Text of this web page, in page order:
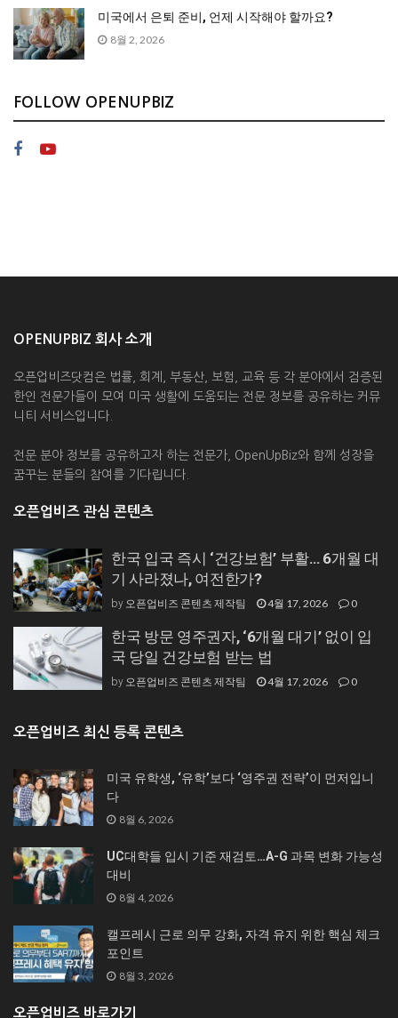
미국에서 은퇴 준비, 언제 시작해야 할까요?
8월 2, 2026
FOLLOW OPENUPBIZ
OPENUPBIZ 회사 소개
오픈업비즈닷컴은 법률, 회계, 부동산, 보험, 교육 등 각 분야에서 검증된
한인 전문가들이 모여 미국 생활에 도움되는 전문 정보를 공유하는 커뮤
니티 서비스입니다.
전문 분야 정보를 공유하고자 하는 전문가, OpenUpBiz와 함께 성장을
꿈꾸는 분들의 참여를 기다립니다.
오픈업비즈 관심 콘텐츠
한국 입국 즉시 ‘건강보험’ 부활… 6개월 대
기 사라졌나, 여전한가?
by 오픈업비즈 콘텐츠 제작팀 4월 17, 2026 0
한국 방문 영주권자, ‘6개월 대기’ 없이 입
국 당일 건강보험 받는 법
by 오픈업비즈 콘텐츠 제작팀 4월 17, 2026 0
오픈업비즈 최신 등록 콘텐츠
미국 유학생, ‘유학’보다 ‘영주권 전략’이 먼저입니
다
8월 6, 2026
UC대학들 입시 기준 재검토…A-G 과목 변화 가능성
대비
8월 4, 2026
캘프레시 근로 의무 강화, 자격 유지 위한 핵심 체크
포인트
8월 3, 2026
오픈업비즈 바로가기